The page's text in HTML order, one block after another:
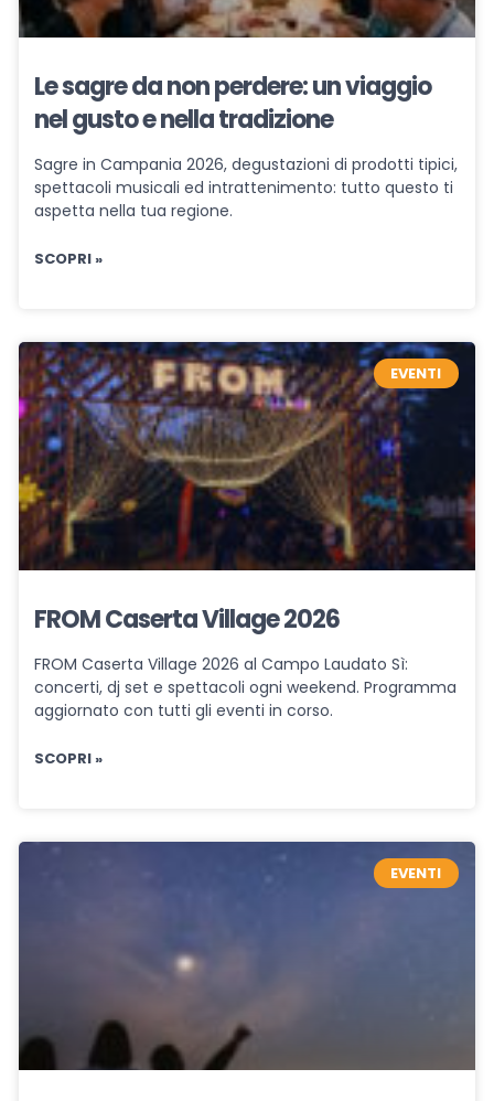
Le sagre da non perdere: un viaggio
nel gusto e nella tradizione
Sagre in Campania 2026, degustazioni di prodotti tipici,
spettacoli musicali ed intrattenimento: tutto questo ti
aspetta nella tua regione.
SCOPRI »
EVENTI
FROM Caserta Village 2026
FROM Caserta Village 2026 al Campo Laudato Sì:
concerti, dj set e spettacoli ogni weekend. Programma
aggiornato con tutti gli eventi in corso.
SCOPRI »
EVENTI